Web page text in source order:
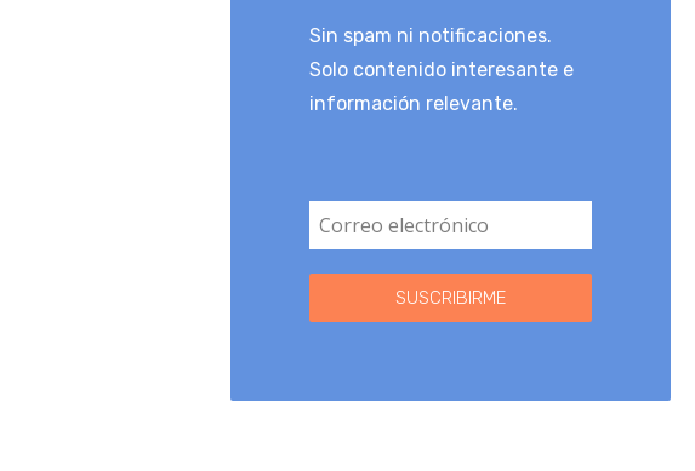
Sin spam ni notificaciones.
Solo contenido interesante e
información relevante.
SUSCRIBIRME